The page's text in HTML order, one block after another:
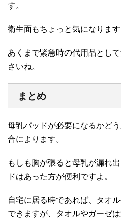
す。
衛生面もちょっと気になります
あくまで緊急時の代用品とし
さいね。
まとめ
母乳パッドが必要になるかど
合によります。
もしも胸が張ると母乳が漏れ
ドはあった方が便利ですよ。
自宅に居る時であれば、タオ
できますが、タオルやガーゼ